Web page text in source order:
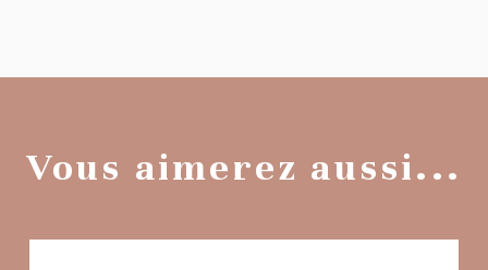
Vous aimerez aussi...